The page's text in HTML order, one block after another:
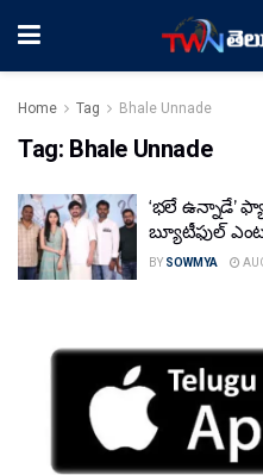
Home Tag Bhale Unnade
Tag: Bhale Unnade
‘భలే ఉన్నాడే’
బ్యూటీఫుల్
BY SOWMYA